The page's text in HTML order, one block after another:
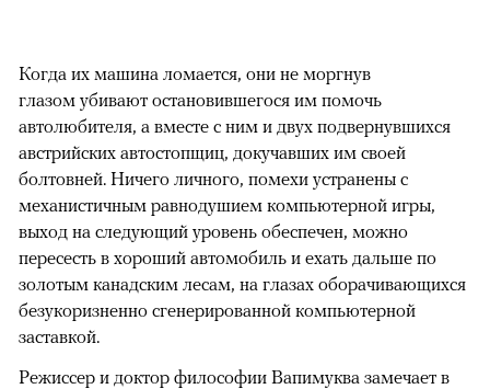
Когда их машина ломается, они не моргнув
глазом убивают остановившегося им помочь
автолюбителя, а вместе с ним и двух подвернувшихся
австрийских автостопщиц, докучавших им своей
болтовней. Ничего личного, помехи устранены с
механистичным равнодушием компьютерной игры,
выход на следующий уровень обеспечен, можно
пересесть в хороший автомобиль и ехать дальше по
золотым канадским лесам, на глазах оборачивающихся
безукоризненно сгенерированной компьютерной
заставкой.
Режиссер и доктор философии Вапимуква замечает в